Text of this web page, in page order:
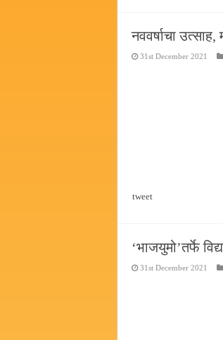
नववर्षाचा उत्साह,
31st December 2021
tweet
‘भाजयुमो’तर्फे
31st December 2021